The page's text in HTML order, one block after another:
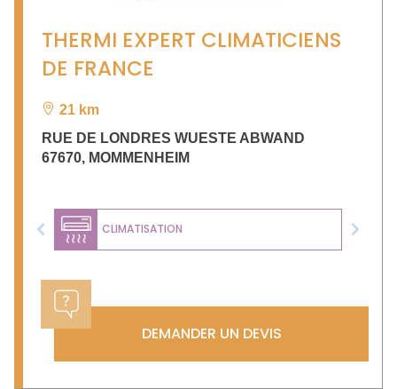
THERMI EXPERT CLIMATICIENS
DE FRANCE
21 km
RUE DE LONDRES WUESTE ABWAND
67670, MOMMENHEIM
CLIMATISATION
Previous Next
DEMANDER UN DEVIS